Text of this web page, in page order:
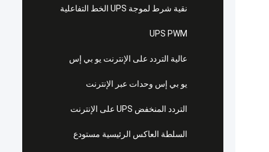
نقية شرط لموجة UPS الخط التفاعلية
UPS PWM
عالية التردد على الإنترنت يو بي إس
يو بي إس وحدات عبر الإنترنت
التردد المنخفض UPS على الإنترنت
السلطة العاكس الرئيسية مستودع